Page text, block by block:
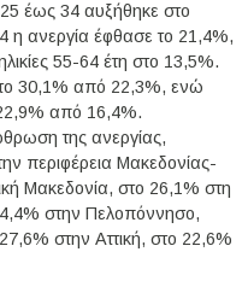
έως 34 αυξήθηκε στο
η ανεργία έφθασε το 21,4%,
55-64 έτη στο 13,5%.
30,1% από 22,3%, ενώ
από 16,4%.
της ανεργίας,
περιφέρεια Μακεδονίας-
Μακεδονία, στο 26,1% στη
στην Πελοπόννησο,
στην Αττική, στο 22,6%